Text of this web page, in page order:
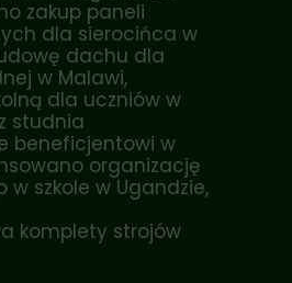
zakup paneli
dla sierocińca w
dachu dla
w Malawi,
dla uczniów w
studnia
beneficjentowi w
organizację
w szkole w Ugandzie,
komplety strojów